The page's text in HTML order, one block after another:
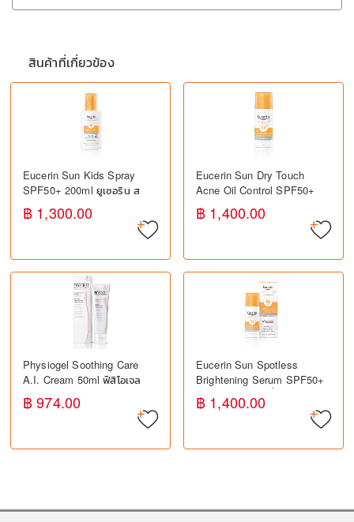
สินค้าที่เกี่ยวข้อง
Eucerin Sun Kids Spray
SPF50+ 200ml ยูเซอริน ส
เปรย์กันแดดสำหรับเด็ก
SPF50+ ปกป้องผิวจาก
฿ 1,300.00
Eucerin Sun Dry Touch
Acne Oil Control SPF50+
50ml ยูเซอริน กันแดดสำหรับ
ผิวมัน เป็นสิวง่าย
฿ 1,400.00
Physiogel Soothing Care
A.I. Cream 50ml ฟิสิโอเจล
ครีมบำรุงผิว สำหรับผิวแพ้ง่าย
ลดการระคายเคือง
฿ 974.00
Eucerin Sun Spotless
Brightening Serum SPF50+
50ml ยูเซอริน เซรั่มกันแดด ลด
จุดด่างดำ
฿ 1,400.00